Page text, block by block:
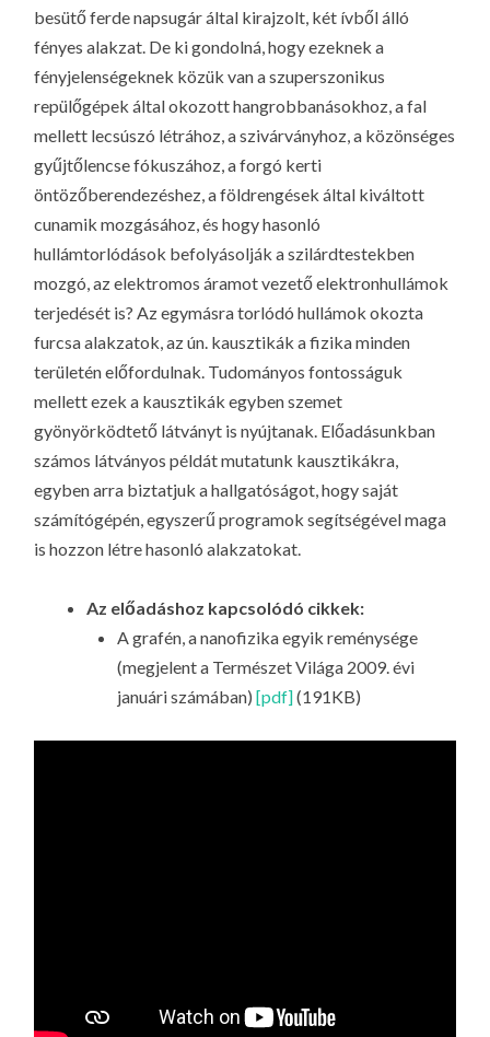
besütő ferde napsugár által kirajzolt, két ívből álló
fényes alakzat. De ki gondolná, hogy ezeknek a
fényjelenségeknek közük van a szuperszonikus
repülőgépek által okozott hangrobbanásokhoz, a fal
mellett lecsúszó létrához, a szivárványhoz, a közönséges
gyűjtőlencse fókuszához, a forgó kerti
öntözőberendezéshez, a földrengések által kiváltott
cunamik mozgásához, és hogy hasonló
hullámtorlódások befolyásolják a szilárdtestekben
mozgó, az elektromos áramot vezető elektronhullámok
terjedését is? Az egymásra torlódó hullámok okozta
furcsa alakzatok, az ún. kausztikák a fizika minden
területén előfordulnak. Tudományos fontosságuk
mellett ezek a kausztikák egyben szemet
gyönyörködtető látványt is nyújtanak. Előadásunkban
számos látványos példát mutatunk kausztikákra,
egyben arra biztatjuk a hallgatóságot, hogy saját
számítógépén, egyszerű programok segítségével maga
is hozzon létre hasonló alakzatokat.
Az előadáshoz kapcsolódó cikkek:
A grafén, a nanofizika egyik reménysége
(megjelent a Természet Világa 2009. évi
januári számában) [pdf](191KB)